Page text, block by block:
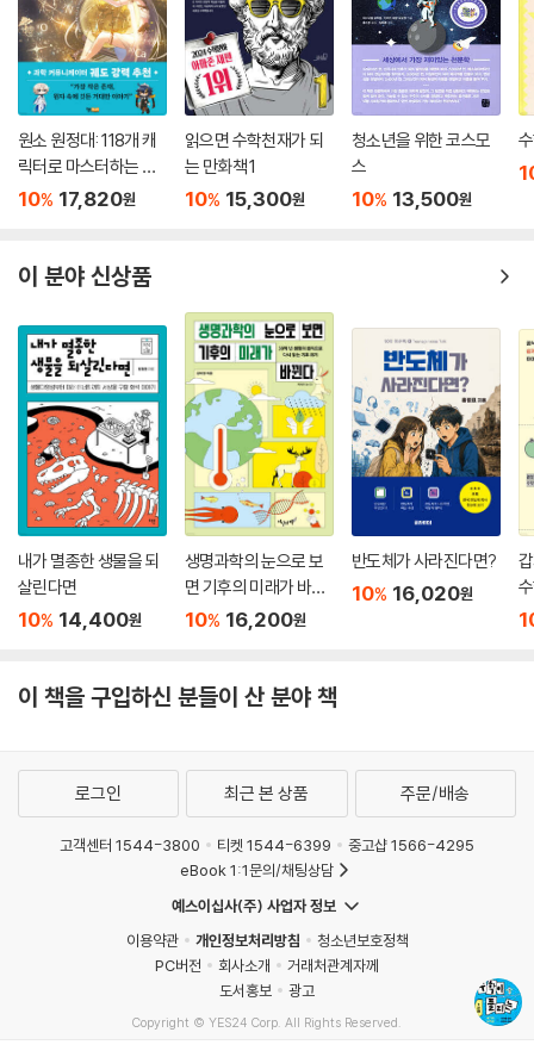
원소 원정대: 118개 캐
릭터로 마스터하는 주
기율표 공략집
10% 17,820원
읽으면 수학천재가 되
는 만화책 1
10% 15,300원
청소년을 위한 코스모
스
10% 13,500원
이 분야 신상품
내가 멸종한 생물을 되
살린다면
10% 14,400원
생명과학의 눈으로 보
면 기후의 미래가 바뀐
다
10% 16,200원
반도체가 사라진다면?
10% 16,020원
이 책을 구입하신 분들이 산 분야 책
로그인 최근 본 상품 주문/배송
고객센터 1544-3800 티켓 1544-6399
중고샵 1566-4295
eBook 1:1문의/채팅상담
예스이십사(주) 사업자 정보
이용약관
개인정보처리방침
청소년보호정책
PC버전
회사소개
거래처관계자께
도서홍보
광고
Copyright © YES24 Corp. All Rights Reserved.